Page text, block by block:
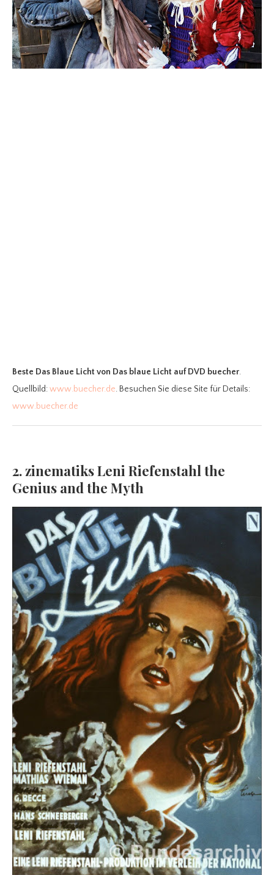
Beste Das Blaue Licht von Das blaue Licht auf DVD buecher.
Quellbild:www.buecher.de. Besuchen Sie diese Site für Details:
www.buecher.de
2. zinematiks Leni Riefenstahl the
Genius and the Myth